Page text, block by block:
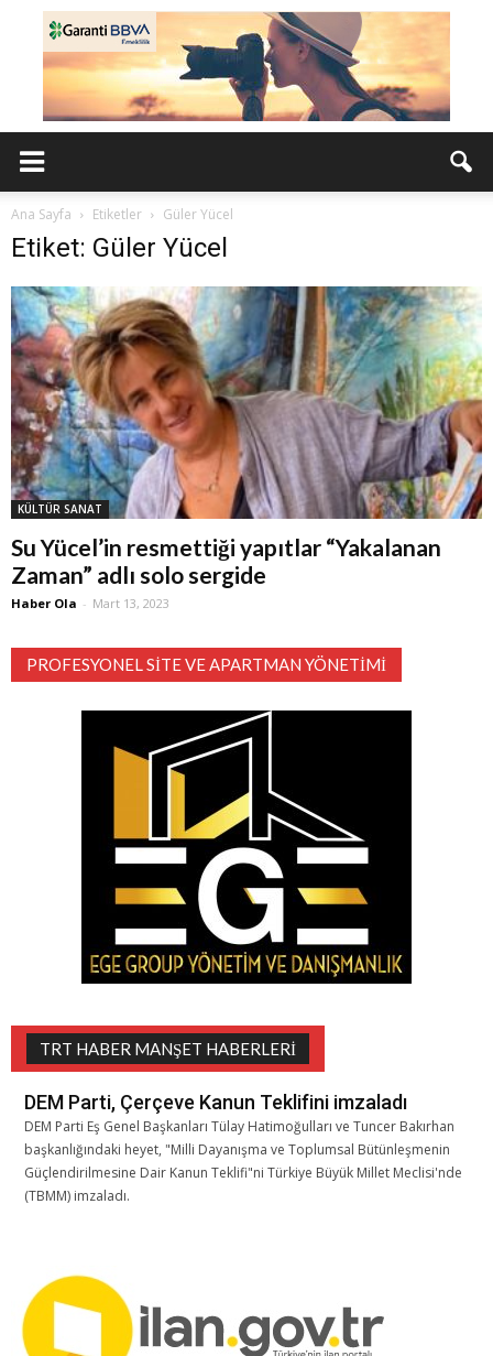
Ana Sayfa Etiketler Güler Yücel
Etiket: Güler Yücel
KÜLTÜR SANAT
Su Yücel’in resmettiği yapıtlar “Yakalanan
Zaman” adlı solo sergide
Haber Ola - Mart 13, 2023
PROFESYONEL SITE VE APARTMAN YÖNETIMI
TRT HABER MANŞET HABERLERI
DEM Parti, Çerçeve Kanun Teklifini imzaladı
DEM Parti Eş Genel Başkanları Tülay Hatimoğulları ve Tuncer Bakırhan
başkanlığındaki heyet, "Milli Dayanışma ve Toplumsal Bütünleşmenin
Güçlendirilmesine Dair Kanun Teklifi"ni Türkiye Büyük Millet Meclisi'nde
(TBMM) imzaladı.